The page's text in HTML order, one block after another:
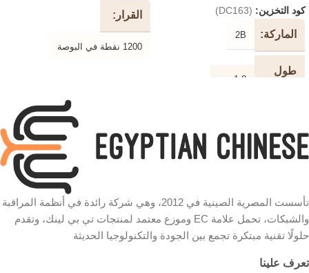
كود التخزين: (DC163)
الماركة 2B
طول
1.8 متر
الكابل
أسود
دقة 4K
شكل
القرار
1200 نقطة في البوصة
الاتصال
USB
الضوئية السلكية
الون وردي في أبيض
تأسست المصرية الصينية في 2012، وهي شركة رائدة في أنظمة المراقبة
والشبكات، تحمل علامة EC وموزع معتمد لمنتجات تي بي لينك، وتقدم
حلولًا تقنية مبتكرة تجمع بين الجودة والتكنولوجيا الحديثة
تعرف علينا